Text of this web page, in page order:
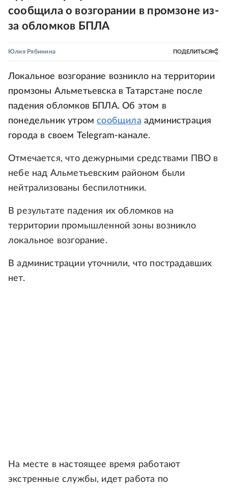
сообщила о возгорании в промзоне из-
за обломков БПЛА
Юлия Рябинина ПОДЕЛИТЬСЯ
Локальное возгорание возникло на территории
промзоны Альметьевска в Татарстане после
падения обломков БПЛА. Об этом в
понедельник утромсообщила администрация
города в своем Telegram-канале.
Отмечается, что дежурными средствами ПВО в
небе над Альметьевским районом были
нейтрализованы беспилотники.
В результате падения их обломков на
территории промышленной зоны возникло
локальное возгорание.
В администрации уточнили, что пострадавших
нет.
На месте в настоящее время работают
экстренные службы, идет работа по